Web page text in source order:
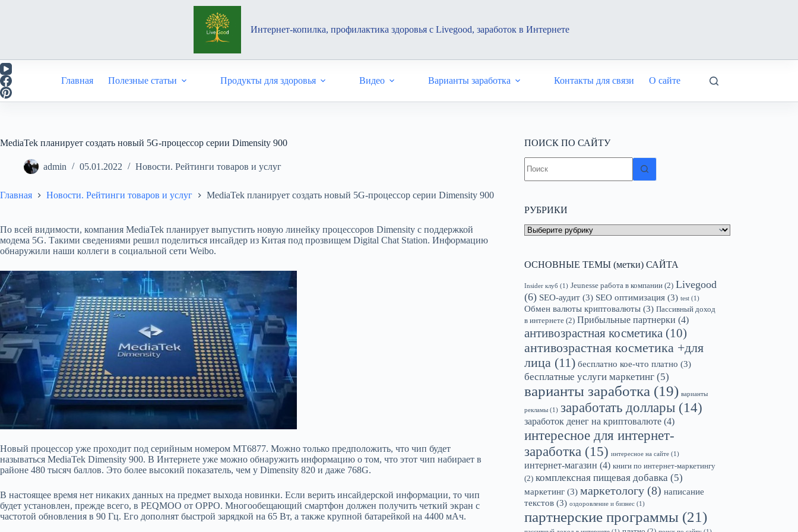
Интернет-копилка, профилактика здоровья с Livegood, заработок в Интернете
Главная Полезные статьи Продукты для здоровья Видео Варианты заработка Контакты для связи О сайте
MediaTek планирует создать новый 5G-процессор серии Dimensity 900
admin 05.01.2022 Новости. Рейтинги товаров и услуг
Главная Новости. Рейтинги товаров и услуг MediaTek планирует создать новый 5G-процессор серии Dimensity 900
По всей видимости, компания MediaTek планирует выпустить новую линейку процессоров Dimensity с поддержкой
модема 5G. Такими сведениями решил поделиться инсайдер из Китая под прозвищем Digital Chat Station. Информацию
обнаружили наши коллеги в социальной сети Weibo.
Новый процессор уже проходит под серийным номером MT6877. Можно только предположить, что чип будет
называться MediaTek Dimensity 900. В Интернете уже можно обнаружить информацию о том, что этот чип набирает в
районе 480 тысяч баллов. Это более высокий показатель, чем у Dimensity 820 и даже 768G.
В настоящее время нет никаких данных на предмет выхода новинки. Если верить инсайдерской информации, то чип
будет установлен, прежде всего, в PEQMOO от OPPO. Многообещающий смартфон должен получить четкий экран с
частотой обновления в 90 Гц. Его дополнят быстрой зарядкой на 65 Вт, а также крупной батарейкой на 4400 мАч.
ПОИСК ПО САЙТУ
не
найдено
РУБРИКИ
РУБРИКИ
ОСНОВНЫЕ ТЕМЫ (метки) САЙТА
Insider клуб (1) Jeunesse работа в компании (2) Livegood
(6) SEO-аудит (3) SEO оптимизация (3) test (1)
Обмен валюты криптовалюты (3) Пассивный доход
в интернете (2) Прибыльные партнерки (4)
антивозрастная косметика (10)
антивозрастная косметика +для
лица (11) бесплатно кое-что платно (3)
бесплатные услуги маркетинг (5)
варианты заработка (19) варианты
рекламы (1) заработать доллары (14)
заработок денег на криптовалюте (4)
интересное для интернет-
заработка (15) интересное на сайте (1)
интернет-магазин (4) книги по интернет-маркетингу
(2) комплексная пищевая добавка (5)
маркетинг (3) маркетологу (8) написание
текстов (3) оздоровление и бизнес (1)
партнерские программы (21)